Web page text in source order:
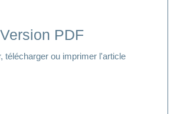
Version PDF
télécharger ou imprimer l'article
Cliquer ici